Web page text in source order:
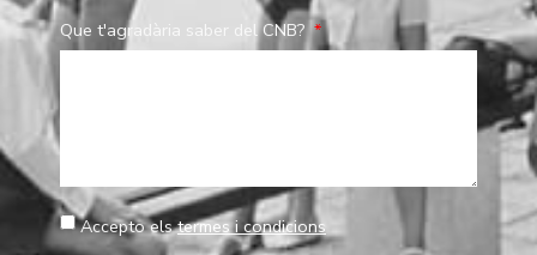
Que t'agradària saber del CNB?
Accepto elstermes i condicions